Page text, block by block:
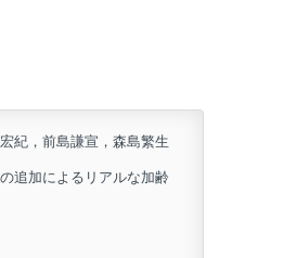
紀，前島謙宣，森島繁生
追加によるリアルな加齢